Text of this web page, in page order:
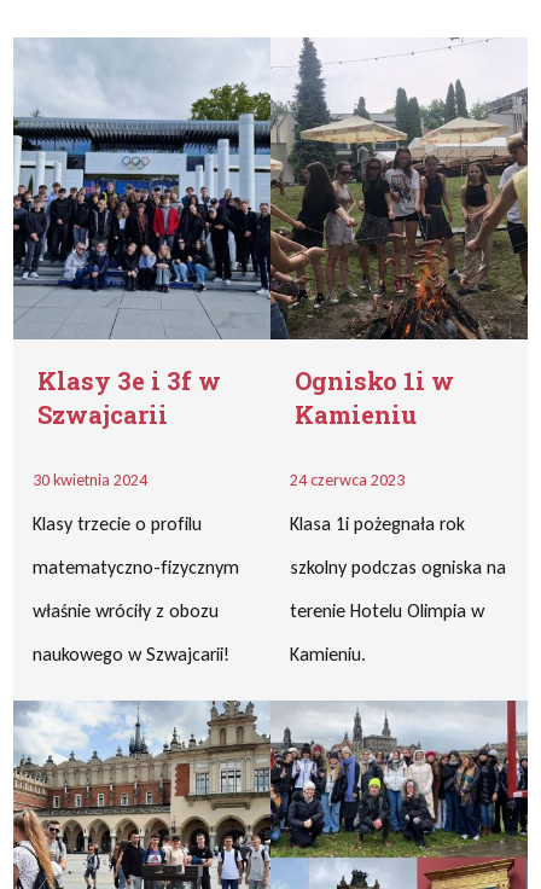
Klasy 3e i 3f w
Szwajcarii
30 kwietnia 2024
Klasy trzecie o profilu
matematyczno-fizycznym
właśnie wróciły z obozu
naukowego w Szwajcarii!
Ognisko 1i w
Kamieniu
24 czerwca 2023
Klasa 1i pożegnała rok
szkolny podczas ogniska na
terenie Hotelu Olimpia w
Kamieniu.